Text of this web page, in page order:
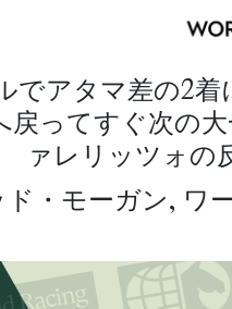
でアタマ差の2
戻ってすぐ次の
ァレリッツォの
・モーガン, ワ